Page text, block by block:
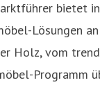
bietet
Lösungen
Holz, vom
Programm